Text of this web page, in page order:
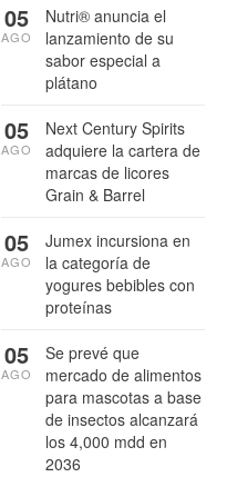
Nutri® anuncia el
lanzamiento de su
sabor especial a
plátano
05
AGO
Next Century Spirits
adquiere la cartera de
marcas de licores
Grain & Barrel
05
AGO
Jumex incursiona en
la categoría de
yogures bebibles con
proteínas
05
AGO
Se prevé que
mercado de alimentos
para mascotas a base
de insectos alcanzará
los 4,000 mdd en
2036
05
AGO